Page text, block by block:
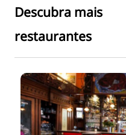
Descubra mais
restaurantes